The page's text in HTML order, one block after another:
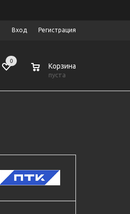
Вход Регистрация
0
Корзина
пуста